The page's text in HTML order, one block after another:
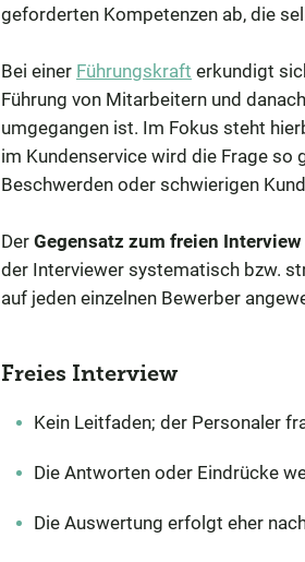
geforderten Kompetenzen ab, die
Bei einer Führungskraft erkundigt
Führung von Mitarbeitern und
umgegangen ist. Im Fokus steht
im Kundenservice wird die Frage
Beschwerden oder schwierigen
Der Gegensatz zum freien Interview
der Interviewer systematisch bzw.
auf jeden einzelnen Bewerber
Freies Interview
Kein Leitfaden; der Personaler
Die Antworten oder Eindrücke
Die Auswertung erfolgt eher